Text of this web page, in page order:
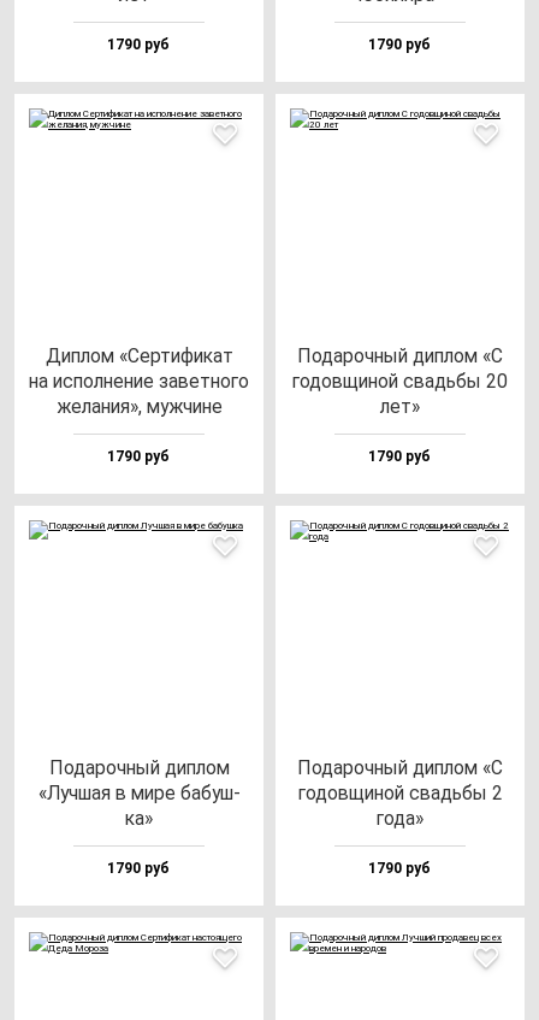
1790 руб 1790 руб
Дип­лом «Сер­ти­фи­кат
на ис­пол­не­ние за­вет­но­го
же­ла­ния», муж­чи­не
1790 руб
Пода­роч­ный дип­лом «С
го­дов­щи­ной свадь­бы 20
лет»
1790 руб
Пода­роч­ный дип­лом
«Луч­шая в ми­ре ба­буш­
ка»
1790 руб
Пода­роч­ный дип­лом «С
го­дов­щи­ной свадь­бы 2
го­да»
1790 руб